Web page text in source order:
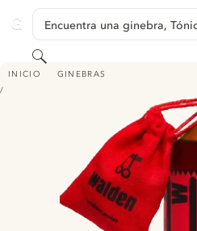
GINVENTORY
Encuentra una ginebra, Tónica,
Buscar
INICIO GINEBRAS
WALDEN GLÜH GIN